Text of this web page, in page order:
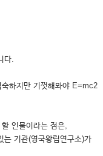
다.
하지만 기껏해봐야 E=mc2
인물이라는 점은,
기관(영국왕립연구소)가